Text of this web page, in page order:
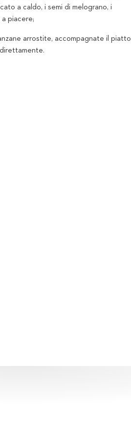
a caldo, i semi di melograno, i
piacere;
arrostite, accompagnate il piatto